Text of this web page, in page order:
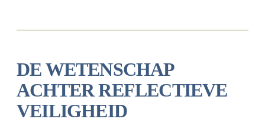
DE WETENSCHAP
ACHTER REFLECTIEVE
VEILIGHEID